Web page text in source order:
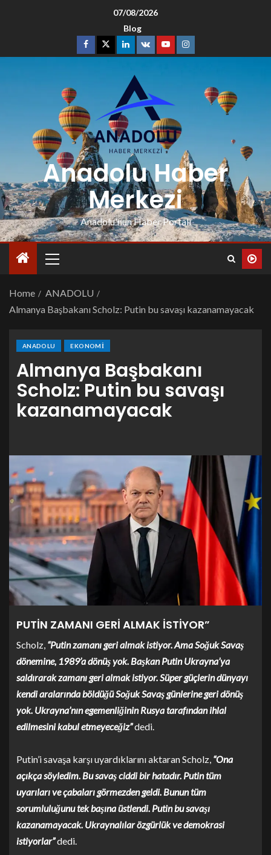
07/08/2026
Blog
Anadolu Haber
Merkezi
Anadolu'nun Haber Portalı
Home
ANADOLU
Almanya Başbakanı Scholz: Putin bu savaşı kazanamayacak
ANADOLU EKONOMI
Almanya Başbakanı
Scholz: Putin bu savaşı
kazanamayacak
PUTİN ZAMANI GERİ ALMAK İSTİYOR”
Scholz, “Putin zamanı geri almak istiyor. Ama Soğuk Savaş
dönemine, 1989’a dönüş yok. Başkan Putin Ukrayna’ya
saldırarak zamanı geri almak istiyor. Süper güçlerin dünyayı
kendi aralarında böldüğü Soğuk Savaş günlerine geri dönüş
yok. Ukrayna’nın egemenliğinin Rusya tarafından ihlal
edilmesini kabul etmeyeceğiz”dedi.
Putin’i savaşa karşı uyardıklarını aktaran Scholz, “Ona
açıkça söyledim. Bu savaş ciddi bir hatadır. Putin tüm
uyarıları ve çabaları görmezden geldi. Bunun tüm
sorumluluğunu tek başına üstlendi. Putin bu savaşı
kazanamayacak. Ukraynalılar özgürlük ve demokrasi
istiyorlar”dedi.